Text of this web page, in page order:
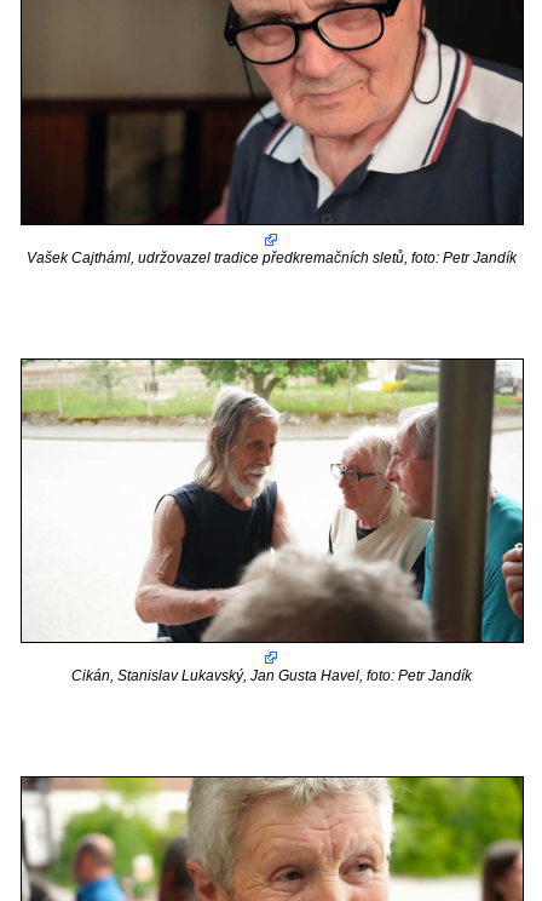
Vašek Cajtháml, udržovazel tradice předkremačních sletů, foto: Petr Jandík
Cikán, Stanislav Lukavský, Jan Gusta Havel, foto: Petr Jandík